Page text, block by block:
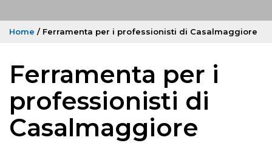
Home / Ferramenta per i professionisti di Casalmaggiore
Ferramenta per i
professionisti di
Casalmaggiore